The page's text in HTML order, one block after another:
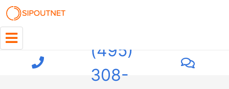
(495)
308-